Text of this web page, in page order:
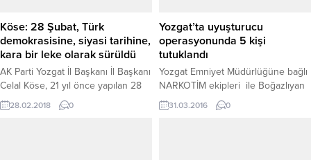
Köse: 28 Şubat, Türk
demokrasisine, siyasi tarihine,
kara bir leke olarak sürüldü
AK Parti Yozgat İl Başkanı İl Başkanı
Celal Köse, 21 yıl önce yapılan 28
Şubat post modern darbesinin,
Türk demokrasisine, siyasi tarihine,
28.02.2018 0
Yozgat’ta uyuşturucu
operasyonunda 5 kişi
tutuklandı
Yozgat Emniyet Müdürlüğüne bağlı
NARKOTİM ekipleri ile Boğazlıyan
polisi, ortaklaşa yürüttükleri
operasyonlarda çeşitli miktarlarda
31.03.2016 0